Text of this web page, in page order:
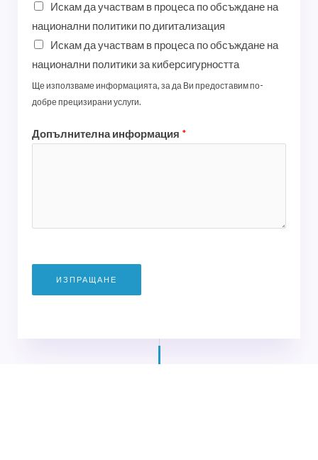
Искам да участвам в процеса по обсъждане на
национални политики по дигитализация
Искам да участвам в процеса по обсъждане на
национални политики за киберсигурността
Ще използваме информацията, за да Ви предоставим по-
добре прецизирани услуги.
Допълнителна информация *
ИЗПРАЩАНЕ